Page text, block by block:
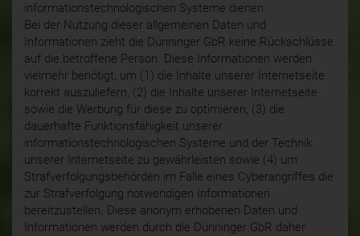
informationstechnologischen Systeme dienen.
Bei der Nutzung dieser allgemeinen Daten und
Informationen zieht die Dünninger GbR keine Rückschlüsse
auf die betroffene Person. Diese Informationen werden
vielmehr benötigt, um (1) die Inhalte unserer Internetseite
korrekt auszuliefern, (2) die Inhalte unserer Internetseite
sowie die Werbung für diese zu optimieren, (3) die
dauerhafte Funktionsfähigkeit unserer
informationstechnologischen Systeme und der Technik
unserer Internetseite zu gewährleisten sowie (4) um
Strafverfolgungsbehörden im Falle eines Cyberangriffes die
zur Strafverfolgung notwendigen Informationen
bereitzustellen. Diese anonym erhobenen Daten und
Informationen werden durch die Dünninger GbR daher